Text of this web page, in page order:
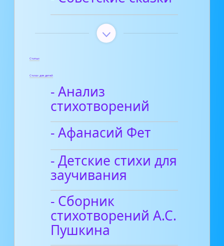
Статьи
Стихи для детей
- Анализ
стихотворений
- Афанасий Фет
- Детские стихи для
заучивания
- Сборник
стихотворений А.С.
Пушкина